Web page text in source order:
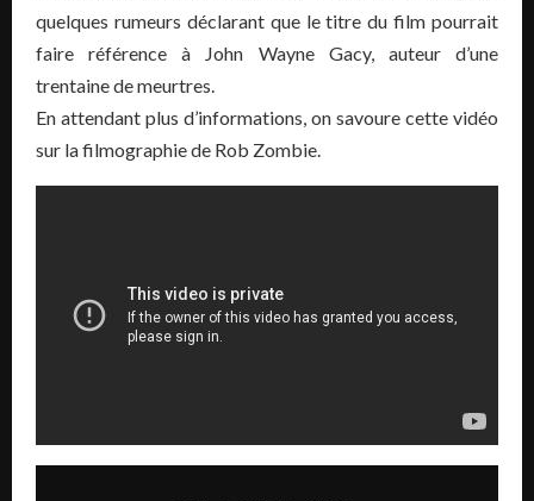
quelques rumeurs déclarant que le titre du film pourrait
faire référence à John Wayne Gacy, auteur d’une
trentaine de meurtres.
En attendant plus d’informations, on savoure cette vidéo
sur la filmographie de Rob Zombie.